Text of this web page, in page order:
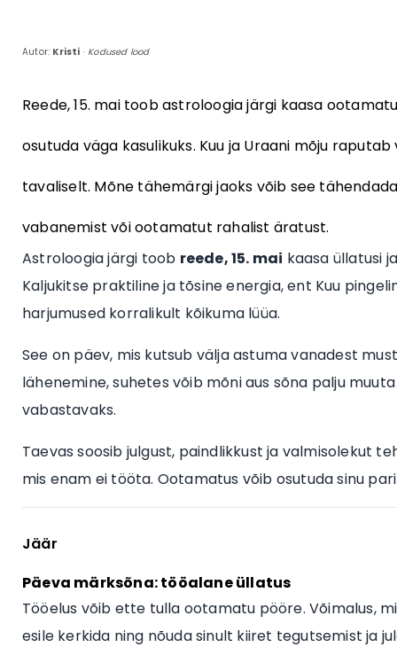
Autor: Kristi · Kodused lood
Reede, 15. mai toob astroloogia järgi kaasa
osutuda väga kasulikuks. Kuu ja Uraani mõju
tavaliselt. Mõne tähemärgi jaoks võib see
vabanemist või ootamatut rahalist äratust.
Astroloogia järgi toob reede, 15. mai kaasa üllatusi
Kaljukitse praktiline ja tõsine energia, ent Kuu
harjumused korralikult kõikuma lüüa.
See on päev, mis kutsub välja astuma vanadest
lähenemine, suhetes võib mõni aus sõna palju
vabastavaks.
Taevas soosib julgust, paindlikkust ja valmisolekut
mis enam ei tööta. Ootamatus võib osutuda sinu
Jäär
Päeva märksõna: tööalane üllatus
Tööelus võib ette tulla ootamatu pööre. Võimalus,
esile kerkida ning nõuda sinult kiiret tegutsemist ja